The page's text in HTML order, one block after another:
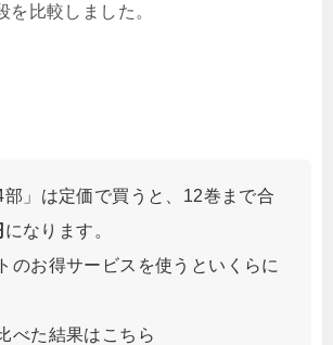
を比較しました。
部」は定価で買うと、12巻まで合
になります。
のお得サービスを使うといくらに
べた結果はこちら